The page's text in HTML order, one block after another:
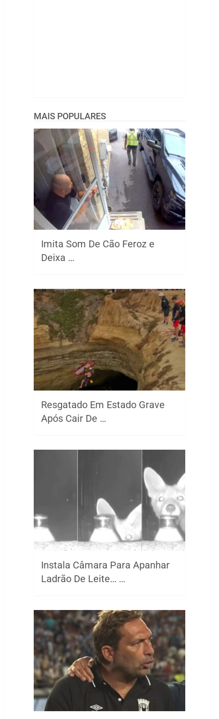
MAIS POPULARES
Imita Som De Cão Feroz e
Deixa …
Resgatado Em Estado Grave
Após Cair De …
Instala Câmara Para Apanhar
Ladrão De Leite… …